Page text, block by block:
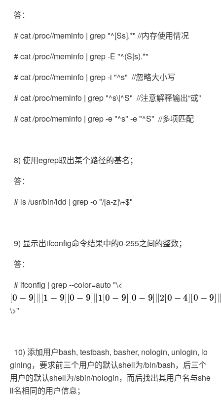
答：
# cat /proc//meminfo | grep "^[Ss].*" //内存使用情况
# cat /proc//meminfo | grep -E "^(S|s).*"
# cat /proc//meminfo | grep -i "^s" //忽略大小写
# cat /proc/meminfo | grep "^s\|^S" //注意解释输出“或”
# cat /proc/meminfo | grep -e "^s" -e "^S" //多项匹配
8) 使用egrep取出某个路径的基名；
答：
# ls /usr/bin/ldd | grep -o "/[a-z]\+$"
9) 显示出ifconfig命令结果中的0-255之间的整数；
答：
# ifconfig | grep --color=auto "\<
[0−9] ‖[1 9] 0− 9] ‖1 0− 9] −9] ‖2 0− 4][ 0− 9]‖ 25[0 −5 ]
\>"
10) 添加用户bash, testbash, basher, nologin, unlogin, lo
gining，要求前三个用户的默认shell为/bin/bash，后三个
用户的默认shell为/sbin/nologin，而后找出其用户名与she
ll名相同的用户信息；